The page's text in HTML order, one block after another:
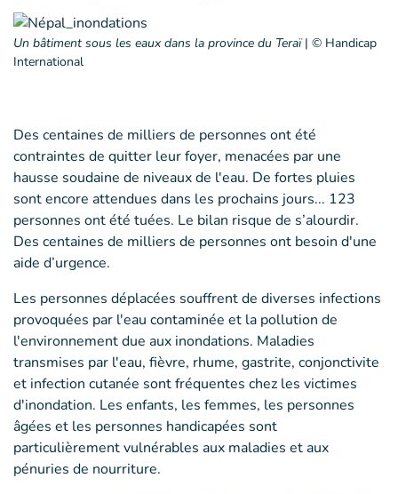
Un bâtiment sous les eaux dans la province du Teraï| © Handicap
International
Des centaines de milliers de personnes ont été
contraintes de quitter leur foyer, menacées par une
hausse soudaine de niveaux de l'eau. De fortes pluies
sont encore attendues dans les prochains jours... 123
personnes ont été tuées. Le bilan risque de s’alourdir.
Des centaines de milliers de personnes ont besoin d'une
aide d’urgence.
Les personnes déplacées souffrent de diverses infections
provoquées par l'eau contaminée et la pollution de
l'environnement due aux inondations. Maladies
transmises par l'eau, fièvre, rhume, gastrite, conjonctivite
et infection cutanée sont fréquentes chez les victimes
d'inondation. Les enfants, les femmes, les personnes
âgées et les personnes handicapées sont
particulièrement vulnérables aux maladies et aux
pénuries de nourriture.